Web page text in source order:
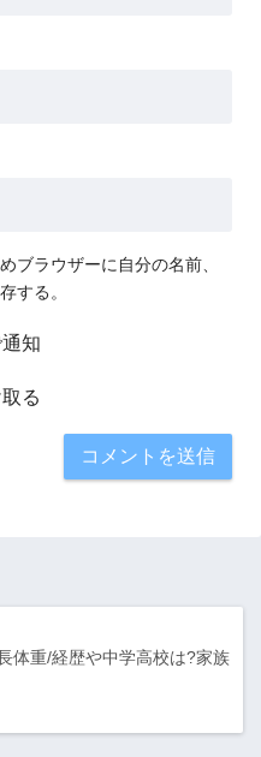
ブラウザーに自分の名前、
する。
知
る
体重/経歴や中学高校は?家族